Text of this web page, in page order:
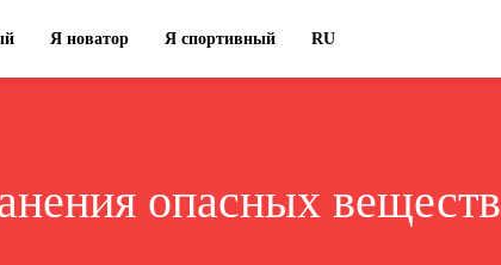
Я новатор Я спортивный RU
опасных веществ